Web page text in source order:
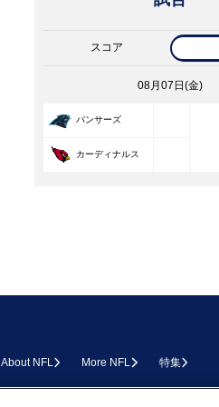
スコア
08月07日(金)
パンサーズ
カーディナルス
About NFL More NFL 特集